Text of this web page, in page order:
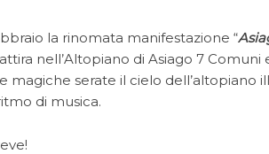
la rinomata manifestazione “
nell’Altopiano di Asiago 7
magiche serate il cielo dell’altopiano
di musica.